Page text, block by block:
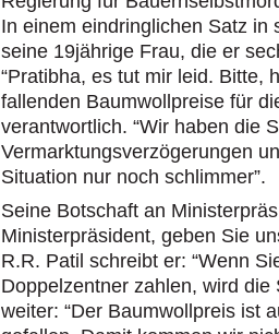
In einem eindringlichen Satz in
seine 19jährige Frau, die er
“Pratibha, es tut mir leid. Bitte,
fallenden Baumwollpreise für
verantwortlich. “Wir haben die
Vermarktungsverzögerungen
Situation nur noch schlimmer”.
Seine Botschaft an
Ministerpräsident, geben Sie
R.R. Patil schreibt er: “Wenn
Doppelzentner zahlen, wird die
weiter: “Der Baumwollpreis ist